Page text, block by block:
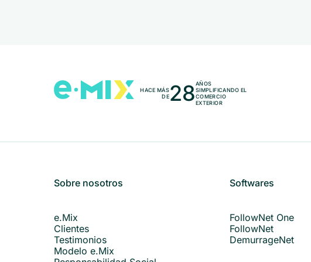
HACE MÁS
DE28AÑOS
SIMPLIFICANDO EL
COMERCIO
EXTERIOR
Sobre nosotros
e.Mix
Clientes
Testimonios
Modelo e.Mix
Softwares
FollowNet One
FollowNet
DemurrageNet